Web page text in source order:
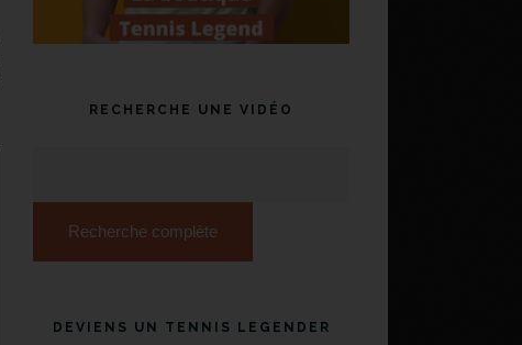
RECHERCHE UNE VIDÉO
Recherche complète
DEVIENS UN TENNIS LEGENDER